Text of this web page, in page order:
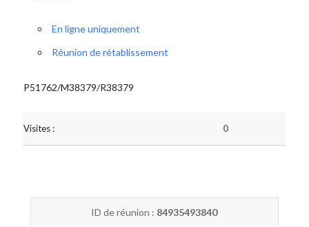
En ligne uniquement
Réunion de rétablissement
P51762/M38379/R38379
Visites : 0
ID de réunion : 84935493840